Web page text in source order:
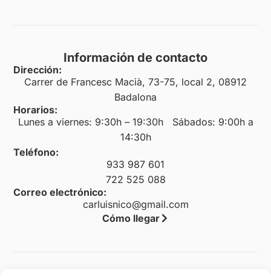
Información de contacto
Dirección:
Carrer de Francesc Macià, 73-75, local 2, 08912
Badalona
Horarios:
Lunes a viernes: 9:30h – 19:30h Sábados: 9:00h a
14:30h
Teléfono:
933 987 601
722 525 088
Correo electrónico:
carluisnico@gmail.com
Cómo llegar